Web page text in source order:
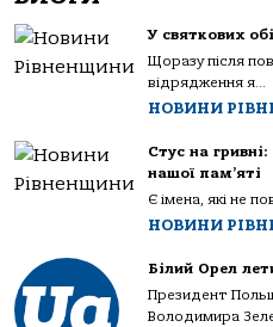
У святкових
Щоразу після
відрядження я...
НОВИНИ
Стус на
нашої пам’яті
Є імена, які не
НОВИНИ
Білий Орел
Президент
Володимира